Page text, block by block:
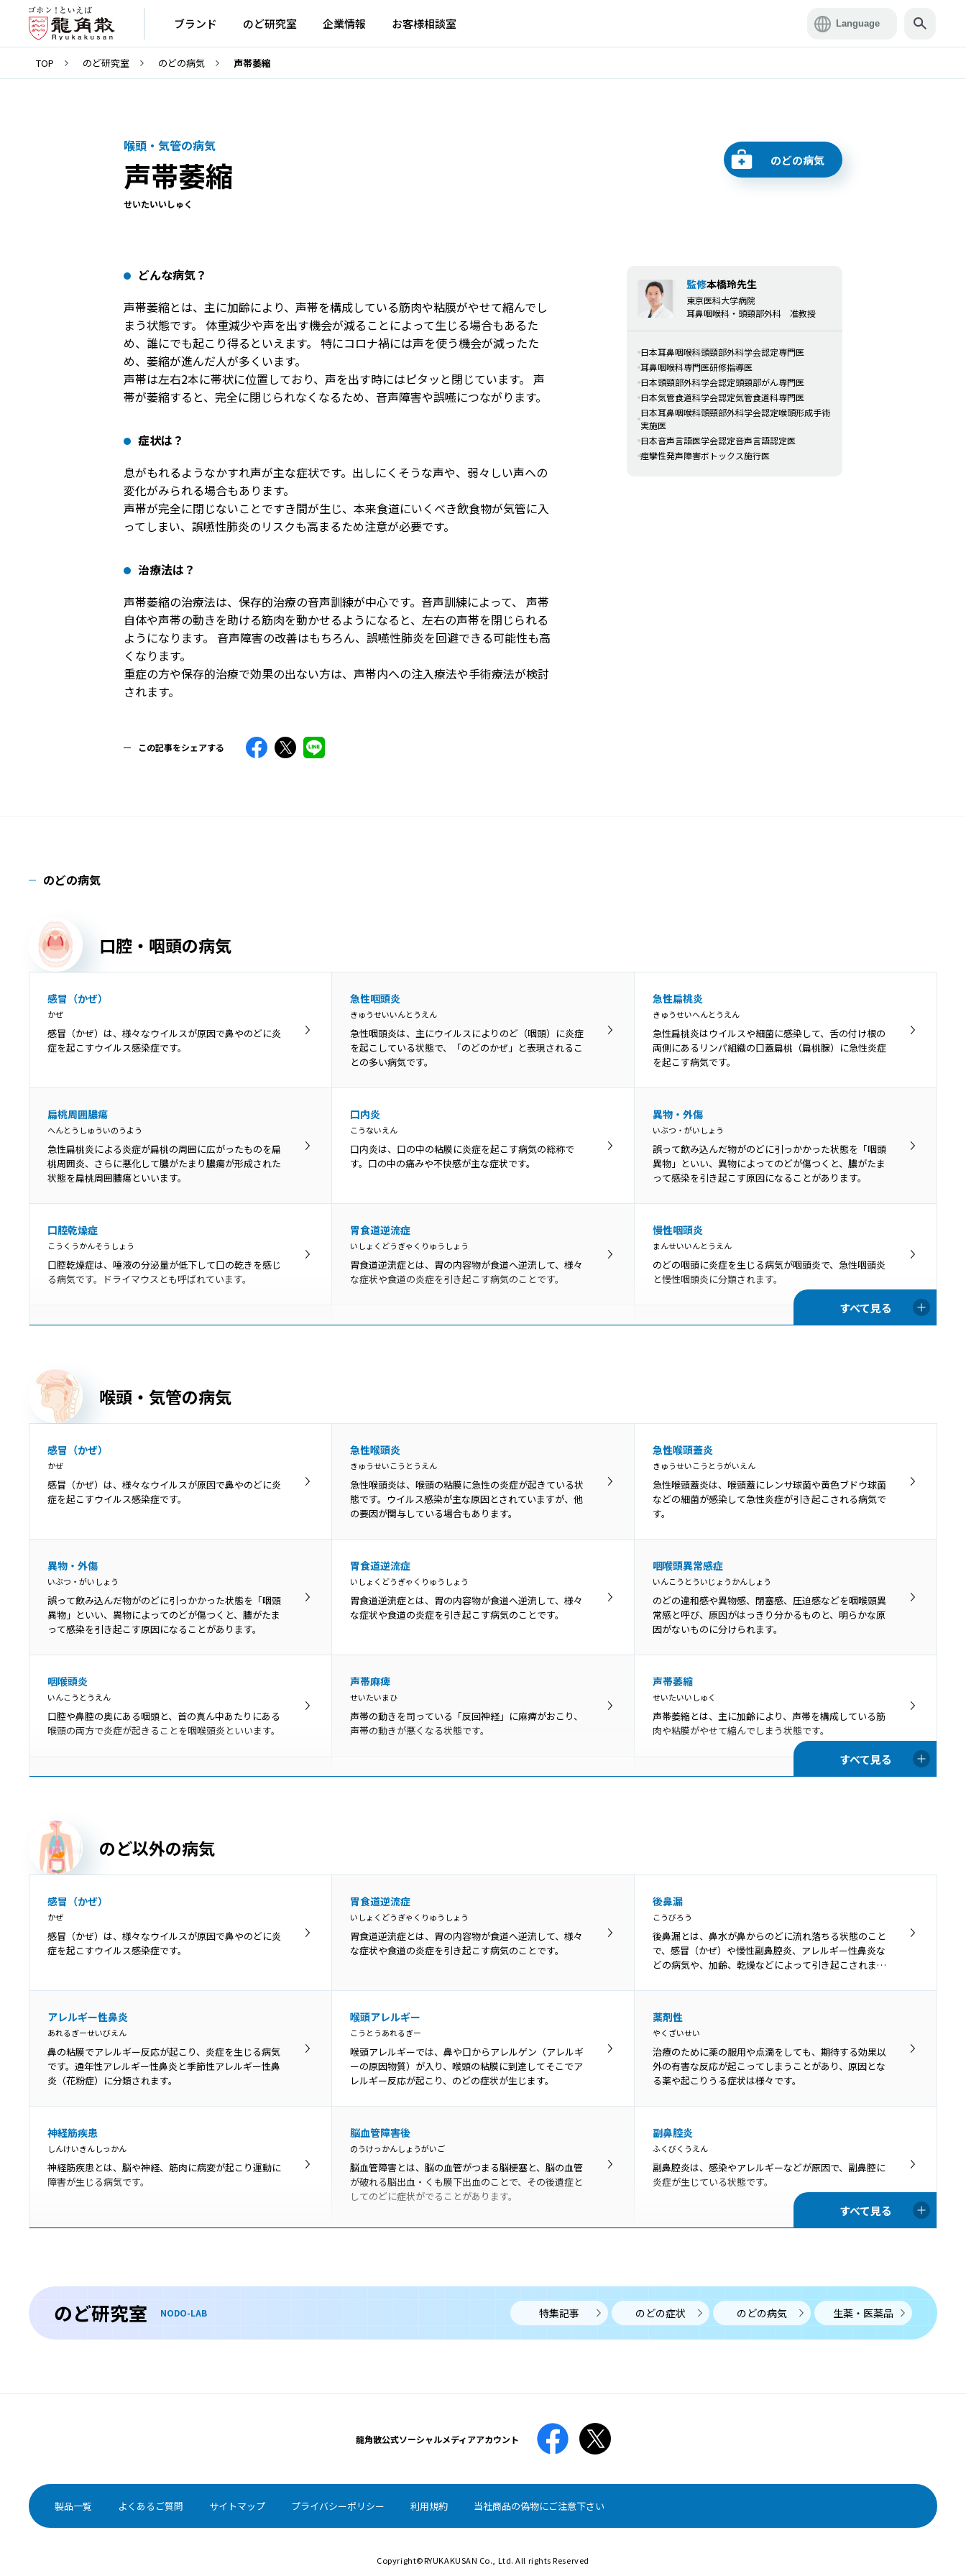
ブランド のど研究室 企業情報 お客様相談室
TOP のど研究室 のどの病気 声帯萎縮
喉頭・気管の病気
声帯萎縮
せいたいいしゅく
のどの病気
どんな病気？
声帯萎縮とは、主に加齢により、声帯を構成している筋肉や粘膜がやせて縮んでし
まう状態です。 体重減少や声を出す機会が減ることによって生じる場合もあるた
め、誰にでも起こり得るといえます。 特にコロナ禍には声を使う機会が減ったた
め、萎縮が進んだ人が多くいます。
声帯は左右2本に帯状に位置しており、声を出す時にはピタッと閉じています。 声
帯が萎縮すると、完全に閉じられなくなるため、音声障害や誤嚥につながります。
症状は？
息がもれるようなかすれ声が主な症状です。出しにくそうな声や、弱々しい声への
変化がみられる場合もあります。
声帯が完全に閉じないことですき間が生じ、本来食道にいくべき飲食物が気管に入
ってしまい、誤嚥性肺炎のリスクも高まるため注意が必要です。
治療法は？
声帯萎縮の治療法は、保存的治療の音声訓練が中心です。音声訓練によって、 声帯
自体や声帯の動きを助ける筋肉を動かせるようになると、左右の声帯を閉じられる
ようになります。 音声障害の改善はもちろん、誤嚥性肺炎を回避できる可能性も高
くなります。
重症の方や保存的治療で効果の出ない方は、声帯内への注入療法や手術療法が検討
されます。
この記事をシェアする
監修本橋玲先生
東京医科大学病院
耳鼻咽喉科・頭頸部外科 准教授
日本耳鼻咽喉科頭頸部外科学会認定専門医
耳鼻咽喉科専門医研修指導医
日本頭頸部外科学会認定頭頸部がん専門医
日本気管食道科学会認定気管食道科専門医
日本耳鼻咽喉科頭頸部外科学会認定喉頭形成手術
実施医
日本音声言語医学会認定音声言語認定医
痙攣性発声障害ボトックス施行医
のどの病気
口腔・咽頭の病気
感冒（かぜ）
かぜ
感冒（かぜ）は、様々なウイルスが原因で鼻やのどに炎
症を起こすウイルス感染症です。
急性咽頭炎
きゅうせいいんとうえん
急性咽頭炎は、主にウイルスによりのど（咽頭）に炎症
を起こしている状態で、「のどのかぜ」と表現されるこ
との多い病気です。
急性扁桃炎
きゅうせいへんとうえん
急性扁桃炎はウイルスや細菌に感染して、舌の付け根の
両側にあるリンパ組織の口蓋扁桃（扁桃腺）に急性炎症
を起こす病気です。
扁桃周囲膿瘍
へんとうしゅういのうよう
急性扁桃炎による炎症が扁桃の周囲に広がったものを扁
桃周囲炎、さらに悪化して膿がたまり膿瘍が形成された
状態を扁桃周囲膿瘍といいます。
口内炎
こうないえん
口内炎は、口の中の粘膜に炎症を起こす病気の総称で
す。口の中の痛みや不快感が主な症状です。
異物・外傷
いぶつ・がいしょう
誤って飲み込んだ物がのどに引っかかった状態を「咽頭
異物」といい、異物によってのどが傷つくと、膿がたま
って感染を引き起こす原因になることがあります。
口腔乾燥症
こうくうかんそうしょう
口腔乾燥症は、唾液の分泌量が低下して口の乾きを感じ
る病気です。ドライマウスとも呼ばれています。
胃食道逆流症
いしょくどうぎゃくりゅうしょう
胃食道逆流症とは、胃の内容物が食道へ逆流して、様々
な症状や食道の炎症を引き起こす病気のことです。
慢性咽頭炎
まんせいいんとうえん
のどの咽頭に炎症を生じる病気が咽頭炎で、急性咽頭炎
と慢性咽頭炎に分類されます。
慢性扁桃炎は、扁桃の炎症が3カ月以上長期的に残ってし
まう病気で、症状が落ち着いている「慢性期」と急激に
悪化する「急性増悪期」に分けられます。
歯周病
ししゅうびょう
歯周病は、歯の周囲にプラーク（細菌の塊）が付着する
ことが原因となって、歯茎に炎症が起きて赤くなった
舌苔
ぜったい
舌苔（ぜったい）とは、舌表面に付着した白い苔（こ
け）のような物です。真っ白ではなく灰白色、黄白色の
こともあります。
口腔咽頭カンジダ
こうくういんとうかんじだ
免疫機能が低下している時や、抗菌薬の使用によって口
腔内の細菌バランスが崩れてしまった時などに、口腔内
にカンジダ菌が増殖して口腔咽頭カンジダ症を引き起こ
膿栓
のうせん
のどの扁桃には多数のくぼみがあります。そのくぼみに
細菌やウイルスの死骸、食べかすなどがたまって形成さ
れる白っぽい塊が膿栓です。
咽頭がん
いんとうがん
咽頭とは鼻の奥から食道の上までの、空気や飲食物が通
るところです。上から順に上咽頭・中咽頭・下咽頭に分
アデノイド増殖症
あでのいどぞうしょくしょう
アデノイド増殖症とは、生理的な肥大に慢性的な炎症や
刺激などが加わってアデノイドが病的に肥大し、それに
よって症状がみられている状態です。
扁桃肥大
へんとうひだい
扁桃肥大とは、口蓋扁桃が肥大して通常より大きくなっ
た状態です。肥大しているだけの場合は問題ありません
睡眠時無呼吸症候群
すいみんじむこきゅうしょうこうぐん
睡眠時無呼吸症候群は、呼吸が一時的に停止するか減少
する状態が、睡眠中に反復して起こる病気です。
上咽頭炎
じょういんとうえん
上咽頭炎とは、上咽頭に炎症が生じている状態です。主
に感冒（かぜ）の症状の一部で「急性上咽頭炎」とい
い、長期間の炎症やうっ血が続く状態を「慢性上咽頭
喉頭・気管の病気
感冒（かぜ）
かぜ
感冒（かぜ）は、様々なウイルスが原因で鼻やのどに炎
症を起こすウイルス感染症です。
急性喉頭炎
きゅうせいこうとうえん
急性喉頭炎は、喉頭の粘膜に急性の炎症が起きている状
態です。ウイルス感染が主な原因とされていますが、他
の要因が関与している場合もあります。
急性喉頭蓋炎
きゅうせいこうとうがいえん
急性喉頭蓋炎は、喉頭蓋にレンサ球菌や黄色ブドウ球菌
などの細菌が感染して急性炎症が引き起こされる病気で
す。
異物・外傷
いぶつ・がいしょう
誤って飲み込んだ物がのどに引っかかった状態を「咽頭
異物」といい、異物によってのどが傷つくと、膿がたま
って感染を引き起こす原因になることがあります。
胃食道逆流症
いしょくどうぎゃくりゅうしょう
胃食道逆流症とは、胃の内容物が食道へ逆流して、様々
な症状や食道の炎症を引き起こす病気のことです。
咽喉頭異常感症
いんこうとういじょうかんしょう
のどの違和感や異物感、閉塞感、圧迫感などを咽喉頭異
常感と呼び、原因がはっきり分かるものと、明らかな原
因がないものに分けられます。
咽喉頭炎
いんこうとうえん
口腔や鼻腔の奥にある咽頭と、首の真ん中あたりにある
喉頭の両方で炎症が起きることを咽喉頭炎といいます。
声帯麻痺
せいたいまひ
声帯の動きを司っている「反回神経」に麻痺がおこり、
声帯の動きが悪くなる状態です。
声帯萎縮
せいたいいしゅく
声帯萎縮とは、主に加齢により、声帯を構成している筋
肉や粘膜がやせて縮んでしまう状態です。
声帯結節は、声帯に結節（ペンだこのようなもの）がで
きて、声の変化が起こる病気です。
吃音
きつおん
吃音（きつおん、どもり）とは、声を出す通り道に異常
はみられませんが、滑らかな発話ができない言語障害で
発声障害
はっせいしょうがい
発声障害は主に、器質性発声障害、機能性発声障害、神
経学的発声障害の3つに分類されます。
音声振戦症
おんせいしんせんしょう
音声振戦症とは、声がふるえる病気です。正常な発声時
は吐く息の力で声帯を振動させていますが、音声振戦症
では声帯と共にのども周期的に振動してしまいます。
喉頭がん
こうとうがん
喉頭にできるがんを喉頭がんといいます。できた部位に
より声門上がん・声門がん・声門下がんに分類され、症
状や予後が異なります。
のど以外の病気
感冒（かぜ）
かぜ
感冒（かぜ）は、様々なウイルスが原因で鼻やのどに炎
症を起こすウイルス感染症です。
胃食道逆流症
いしょくどうぎゃくりゅうしょう
胃食道逆流症とは、胃の内容物が食道へ逆流して、様々
な症状や食道の炎症を引き起こす病気のことです。
後鼻漏
こうびろう
後鼻漏とは、鼻水が鼻からのどに流れ落ちる状態のこと
で、感冒（かぜ）や慢性副鼻腔炎、アレルギー性鼻炎な
どの病気や、加齢、乾燥などによって引き起こされま
アレルギー性鼻炎
あれるぎーせいびえん
鼻の粘膜でアレルギー反応が起こり、炎症を生じる病気
です。通年性アレルギー性鼻炎と季節性アレルギー性鼻
炎（花粉症）に分類されます。
喉頭アレルギー
こうとうあれるぎー
喉頭アレルギーでは、鼻や口からアレルゲン（アレルギ
ーの原因物質）が入り、喉頭の粘膜に到達してそこでア
レルギー反応が起こり、のどの症状が生じます。
薬剤性
やくざいせい
治療のために薬の服用や点滴をしても、期待する効果以
外の有害な反応が起こってしまうことがあり、原因とな
る薬や起こりうる症状は様々です。
神経筋疾患
しんけいきんしっかん
神経筋疾患とは、脳や神経、筋肉に病変が起こり運動に
障害が生じる病気です。
脳血管障害後
のうけっかんしょうがいご
脳血管障害とは、脳の血管がつまる脳梗塞と、脳の血管
が破れる脳出血・くも膜下出血のことで、その後遺症と
してのどに症状がでることがあります。
副鼻腔炎
ふくびくうえん
副鼻腔炎は、感染やアレルギーなどが原因で、副鼻腔に
炎症が生じている状態です。
シェーグレン症候群は、本来、体を守る役割のある免疫
の1つです。
肥満症は、肥満により糖尿病や脂質異常症、高血圧、高
尿酸血症などの合併症がある、あるいはこれらの合併症
リンパ節腫脹とはリンパ節が腫れた状態で、炎症による
ものと腫瘍によるものに大きく分けられます。
甲状腺腫瘍とは甲状腺にできた腫瘍のことで、良性と悪
唾液腺腫瘍は、すべての唾液腺で起こり得ますが、約
唾石とは唾液腺や導管の中に生じる結石のことで、唾液
性行動の多様化などに伴い、梅毒や淋菌感染症、クラミ
ジア感染症、HIVなどの性感染症の症状が口腔内にあらわ
喘息とは、空気の通り道である気道に炎症が生じること
で、様々な刺激に対して敏感に反応して気道が狭くなる
物質を長期的に吸っていたことにより気道に炎症が起
のど研究室 NODO-LAB 特集記事 のどの症状 のどの病気 生薬・医薬品
龍角散公式ソーシャルメディアアカウント
製品一覧 よくあるご質問 サイトマップ プライバシーポリシー 利用規約 当社商品の偽物にご注意下さい
Copyright©RYUKAKUSAN Co., Ltd. All rights Reserved